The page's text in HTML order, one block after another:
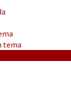
tema